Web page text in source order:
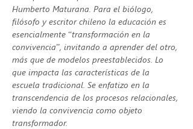
Humberto Maturana. Para el biólogo,
filósofo y escritor chileno la educación es
esencialmente “transformación en la
convivencia”, invitando a aprender del otro,
más que de modelos preestablecidos. Lo
que impacta las características de la
escuela tradicional. Se enfatizo en la
transcendencia de los procesos relacionales,
viendo la convivencia como objeto
transformador.